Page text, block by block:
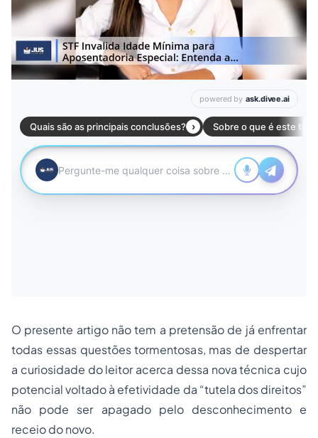
O presente artigo não tem a pretensão de já enfrentar
todas essas questões tormentosas, mas de despertar
a curiosidade do leitor acerca dessa nova técnica cujo
potencial voltado à efetividade da “tutela dos direitos”
não pode ser apagado pelo desconhecimento e
receio do novo.